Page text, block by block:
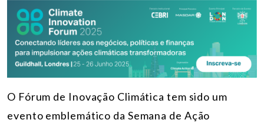
O Fórum de Inovação Climática tem sido um
evento emblemático da Semana de Ação